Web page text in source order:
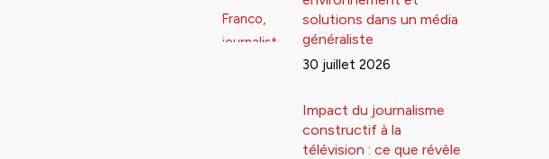
solutions dans un média
généraliste
30 juillet 2026
Impact du journalisme
constructif à la
télévision : ce que révèle